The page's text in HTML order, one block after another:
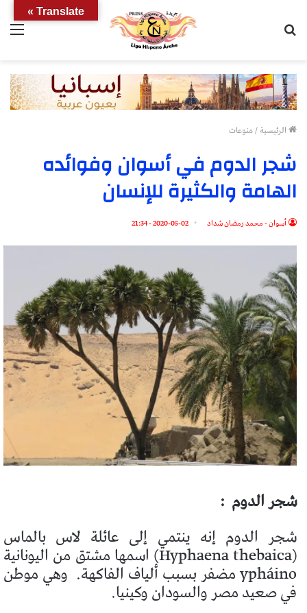
الرئيسية/منوعات
شجر الدوم في أسوان وفوائده
الهامة والكثيرة للإنسان
أسوان - محمد رمضان شداد 2020-05-02 - 21:34
شجر الدوم :
شجر الدوم إنه ينتمي إلى عائلة لاس بالماس
(Hyphaena thebaica) اسمها مشتق من اليونانية
ypháino مضفر بسبب ألياف الفاكهة. وهي موطن
في صعيد مصر والسودان وكينيا.
Translate »